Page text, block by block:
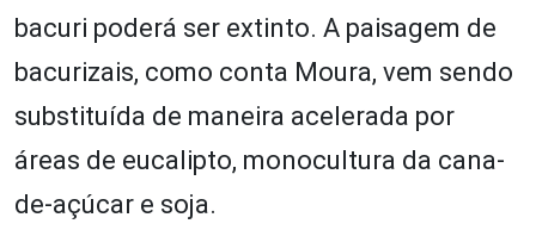
bacuri poderá ser extinto. A paisagem de
bacurizais, como conta Moura, vem sendo
substituída de maneira acelerada por
áreas de eucalipto, monocultura da cana-
de-açúcar e soja.